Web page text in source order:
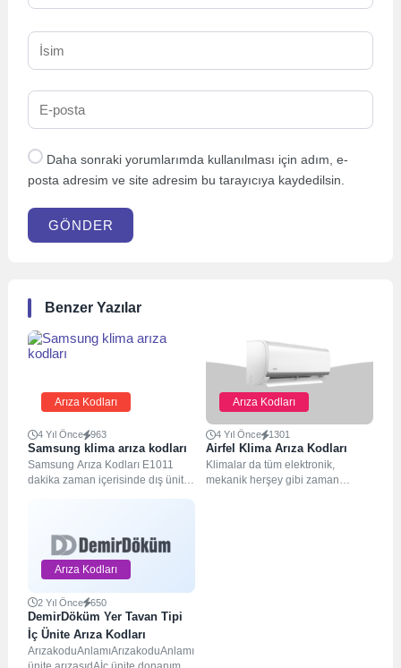
Daha sonraki yorumlarımda kullanılması için adım, e-
posta adresim ve site adresim bu tarayıcıya kaydedilsin.
GÖNDER
Benzer Yazılar
Arıza Kodları
4 Yıl Önce 963
Samsung klima arıza kodları
Samsung Arıza Kodları E1011
dakika zaman içerisinde dış ünite
Arıza Kodları
4 Yıl Önce 1301
Airfel Klima Arıza Kodları
Klimalar da tüm elektronik,
mekanik herşey gibi zaman
Arıza Kodları
2 Yıl Önce 650
DemirDöküm Yer Tavan Tipi
İç Ünite Arıza Kodları
ArızakoduAnlamıArızakoduAnlamıL0İç